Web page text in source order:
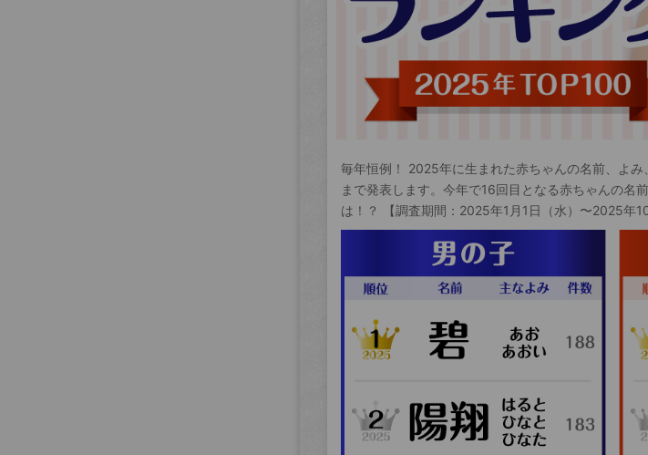
毎年恒例！ 2025年に生まれた赤ちゃんの名前、よ
まで発表します。今年で16回目となる赤ちゃんの名
は！？ 【調査期間：2025年1月1日（水）〜2025年